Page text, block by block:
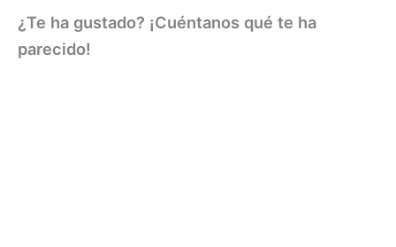
¿Te ha gustado? ¡Cuéntanos qué te ha
parecido!